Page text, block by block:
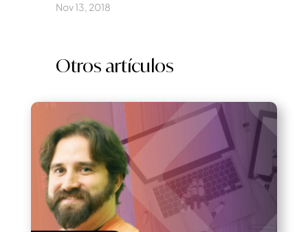
Nov 13, 2018
Otros artículos